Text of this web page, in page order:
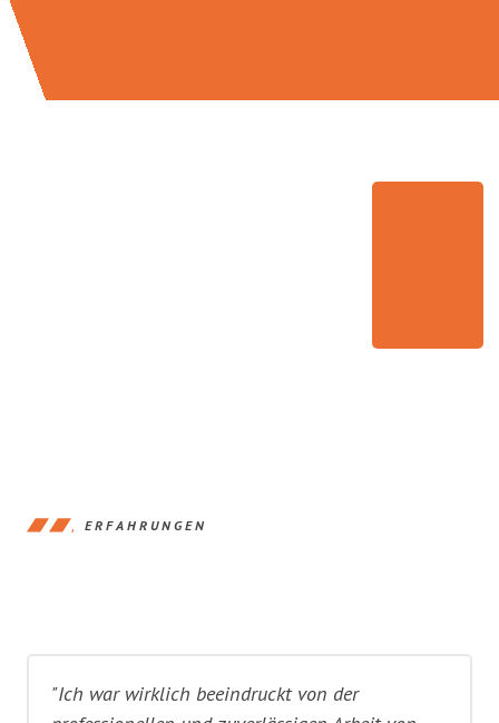
ERFAHRUNGEN
"Ich war wirklich beeindruckt von der